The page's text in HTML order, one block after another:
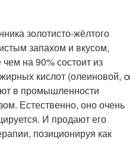
золотисто-жёлтого
запахом и вкусом,
на 90% состоит из
кислот (олеиновой, α
в промышленности
Естественно, оно очень
И продают его
позиционируя как